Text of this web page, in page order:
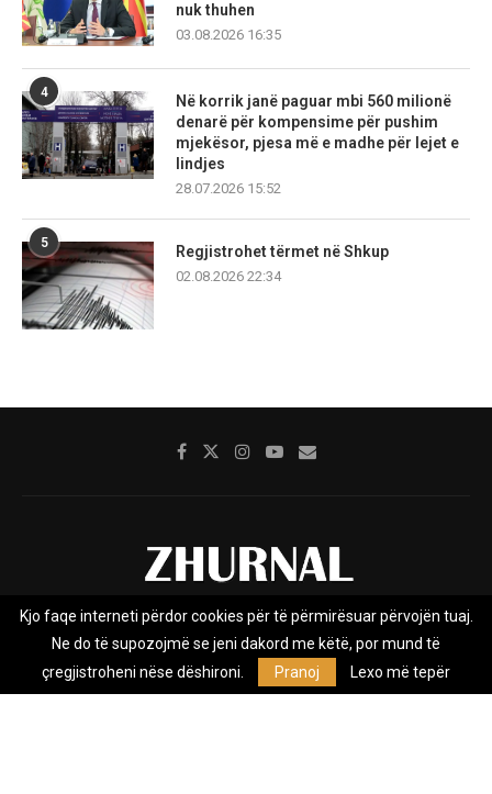
nuk thuhen
03.08.2026 16:35
4
Në korrik janë paguar mbi 560 milionë
denarë për kompensime për pushim
mjekësor, pjesa më e madhe për lejet e
lindjes
28.07.2026 15:52
5
Regjistrohet tërmet në Shkup
02.08.2026 22:34
Rreth nesh Impresumi Marketing
Privacy Policy
Zhurnal.mk është Agjenci e Lajmeve e pavarur, e themeluar në vitin
Kjo faqe interneti përdor cookies për të përmirësuar përvojën tuaj.
Ne do të supozojmë se jeni dakord me këtë, por mund të
çregjistroheni nëse dëshironi.
Pranoj Lexo më tepër